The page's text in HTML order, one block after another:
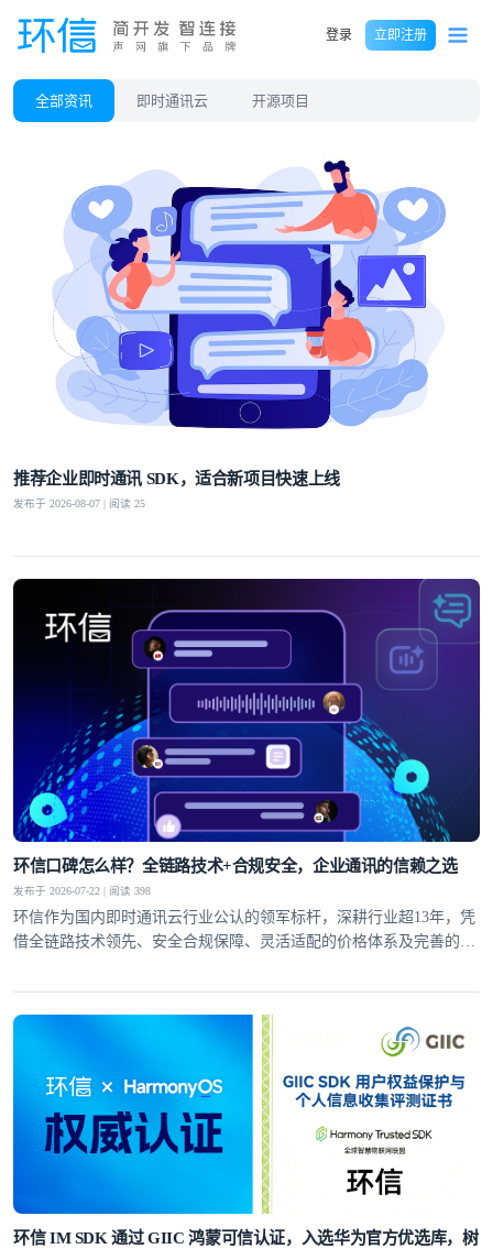
登录 立即注册
全部资讯 即时通讯云 开源项目
推荐企业即时通讯 SDK，适合新项目快速上线
发布于 2026-08-07 | 阅读 25
环信口碑怎么样？全链路技术+合规安全，企业通讯的信赖之选
发布于 2026-07-22 | 阅读 398
环信作为国内即时通讯云行业公认的领军标杆，深耕行业超13年，凭
借全链路技术领先、安全合规保障、灵活适配的价格体系及完善的全
环信 IM SDK 通过 GIIC 鸿蒙可信认证，入选华为官方优选库，树